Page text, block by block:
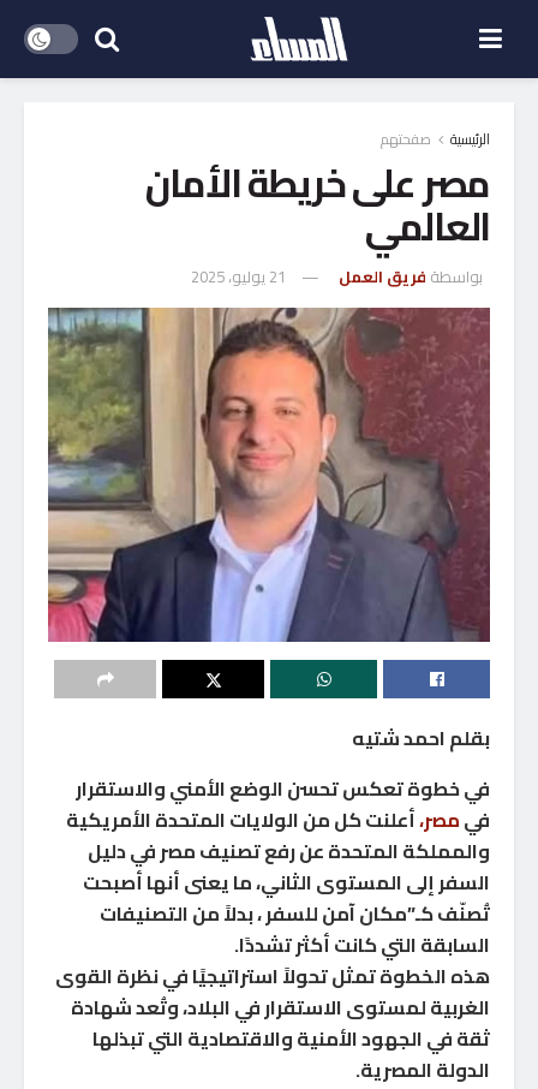
الرئيسية صفحتهم
مصر على خريطة الأمان
العالمي
بواسطة فريق العمل 21 يوليو، 2025
بقلم احمد شتيه
في خطوة تعكس تحسن الوضع الأمني والاستقرار
فيمصر،أعلنت كل من الولايات المتحدة الأمريكية
والمملكة المتحدة عن رفع تصنيف مصر في دليل
السفر إلى المستوى الثاني، ما يعنى أنها أصبحت
تُصنّف كـ”مكان آمن للسفر ، بدلاً من التصنيفات
السابقة التي كانت أكثر تشددًا.
هذه الخطوة تمثل تحولاً استراتيجيًا في نظرة القوى
الغربية لمستوى الاستقرار في البلاد، وتُعد شهادة
ثقة في الجهود الأمنية والاقتصادية التي تبذلها
الدولة المصرية.